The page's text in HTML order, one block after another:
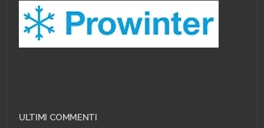
ULTIMI COMMENTI